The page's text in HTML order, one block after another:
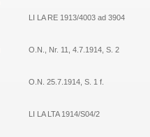
LI LA RE 1913/4003 ad 3904
O.N., Nr. 11, 4.7.1914, S. 2
O.N. 25.7.1914, S. 1 f.
LI LA LTA 1914/S04/2